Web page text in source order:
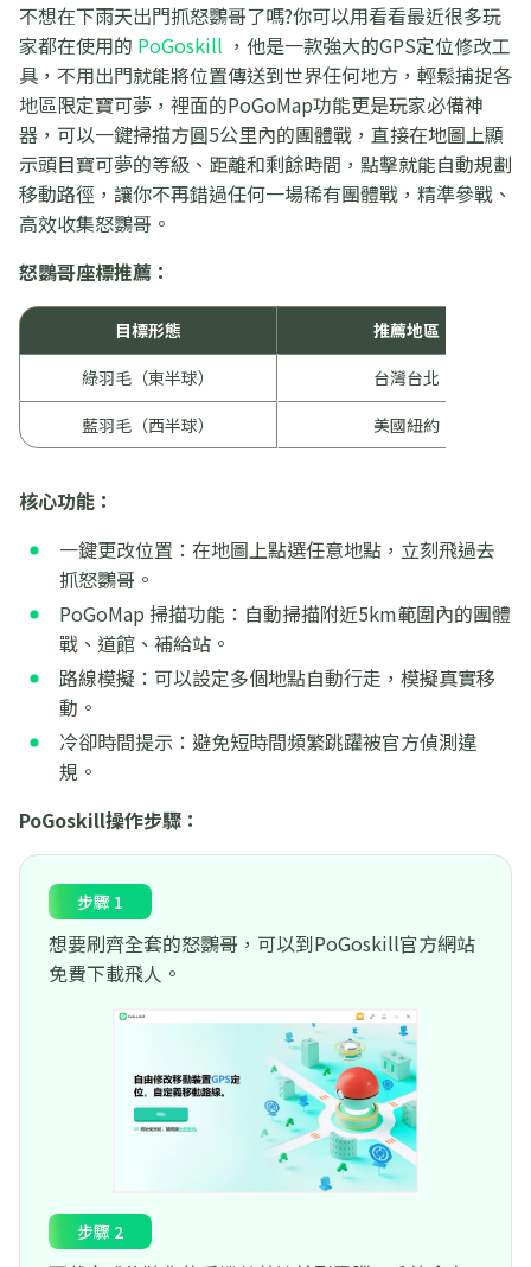
不想在下雨天出門抓怒鸚哥了嗎?你可以用看看最近很多玩
家都在使用的 PoGoskill ，他是一款強大的GPS定位修改工
具，不用出門就能將位置傳送到世界任何地方，輕鬆捕捉各
地區限定寶可夢，裡面的PoGoMap功能更是玩家必備神
器，可以一鍵掃描方圓5公里內的團體戰，直接在地圖上顯
示頭目寶可夢的等級、距離和剩餘時間，點擊就能自動規劃
移動路徑，讓你不再錯過任何一場稀有團體戰，精準參戰、
高效收集怒鸚哥。
怒鸚哥座標推薦：
目標形態
推薦地區
綠羽毛（東半球）
台灣台北
藍羽毛（西半球）
美國紐約
核心功能：
一鍵更改位置：在地圖上點選任意地點，立刻飛過去
抓怒鸚哥。
PoGoMap 掃描功能：自動掃描附近5km範圍內的團體
戰、道館、補給站。
路線模擬：可以設定多個地點自動行走，模擬真實移
動。
冷卻時間提示：避免短時間頻繁跳躍被官方偵測違
規。
PoGoskill操作步驟：
步驟 1
想要刷齊全套的怒鸚哥，可以到PoGoskill官方網站
免費下載飛人。
步驟 2